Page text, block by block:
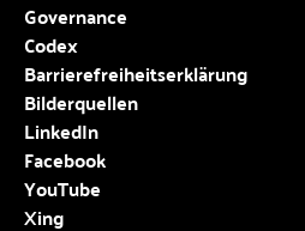
Governance
Codex
Barrierefreiheitserklärung
Bilderquellen
LinkedIn
Facebook
YouTube
Xing